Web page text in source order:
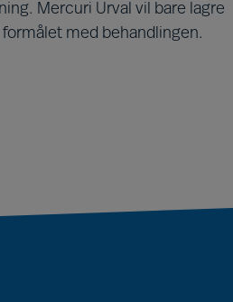
Mercuri Urval vil bare lagre
med behandlingen.